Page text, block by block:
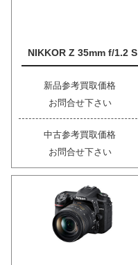
NIKKOR Z 35mm f/1.2 S
新品参考買取価格
お問合せ下さい
中古参考買取価格
お問合せ下さい